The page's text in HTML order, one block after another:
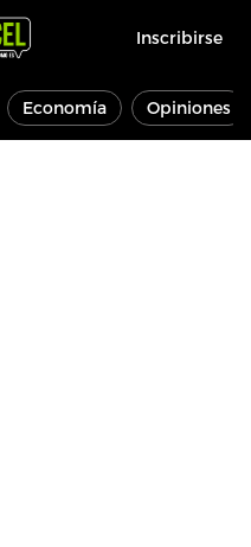
Inscribirse
Economía Opiniones